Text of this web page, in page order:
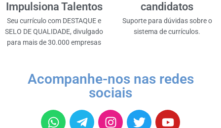
Impulsiona Talentos
Seu currículo com DESTAQUE e
SELO DE QUALIDADE, divulgado
para mais de 30.000 empresas
candidatos
Suporte para dúvidas sobre o
sistema de currículos.
Acompanhe-nos nas redes
sociais